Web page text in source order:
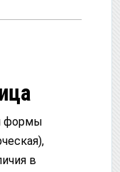
формы
в